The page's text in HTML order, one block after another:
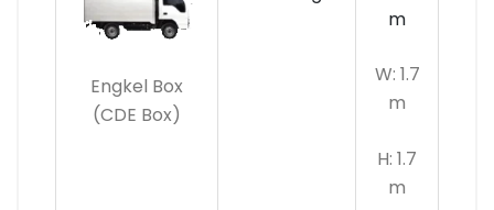
Engkel Box
(CDE Box)
m
W: 1.7
m
H: 1.7
m